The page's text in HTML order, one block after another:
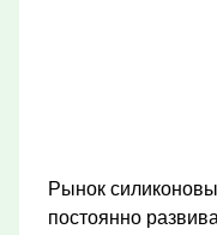
Рынок
постоянно